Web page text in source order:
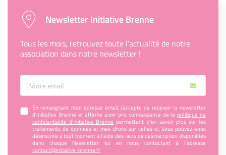
Newsletter Initiative Brenne
Tous les mois, retrouvez toute l’actualité de notre
association dans notre newsletter !
Votre Email
En renseignant mon adresse email, j’accepte de recevoir la newsletter
d'Initiative Brenne et affirme avoir pris connaissance de la politique de
confidentialité d’Initiative Brenne permettant d’en savoir plus sur les
traitements de données et mes droits sur celles-ci. Vous pouvez-vous
désinscrire à tout moment à l’aide des liens de désinscription disponibles
dans chaque Newsletter ou en nous contactant à l’adresse
contact@initiative-brenne.fr